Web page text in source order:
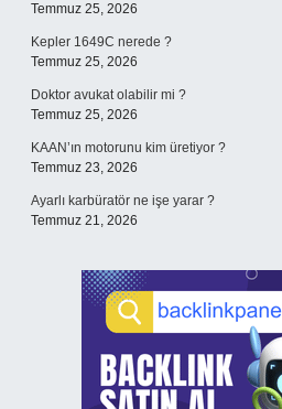
Temmuz 25, 2026
Kepler 1649C nerede ?
Temmuz 25, 2026
Doktor avukat olabilir mi ?
Temmuz 25, 2026
KAAN’ın motorunu kim üretiyor ?
Temmuz 23, 2026
Ayarlı karbüratör ne işe yarar ?
Temmuz 21, 2026